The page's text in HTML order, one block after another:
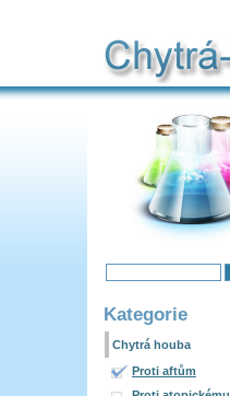
Kategorie
Chytrá houba
Proti aftům